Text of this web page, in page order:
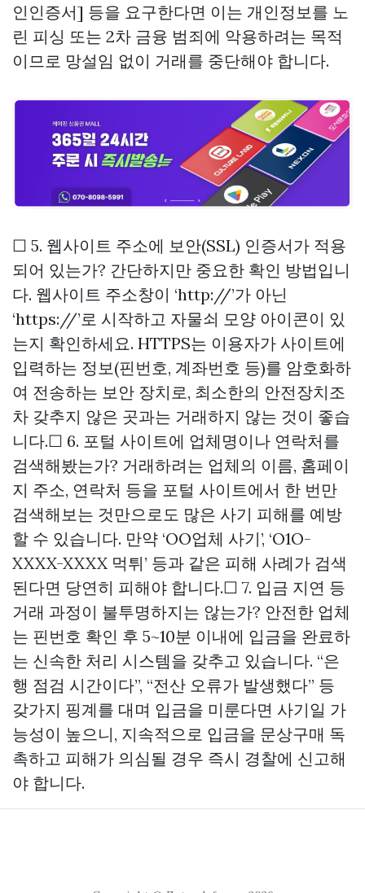
인인증서] 등을 요구한다면 이는 개인정보를 노
린 피싱 또는 2차 금융 범죄에 악용하려는 목적
이므로 망설임 없이 거래를 중단해야 합니다.
☐ 5. 웹사이트 주소에 보안(SSL) 인증서가 적용
되어 있는가? 간단하지만 중요한 확인 방법입니
다. 웹사이트 주소창이 ‘http://’가 아닌
‘https://’로 시작하고 자물쇠 모양 아이콘이 있
는지 확인하세요. HTTPS는 이용자가 사이트에
입력하는 정보(핀번호, 계좌번호 등)를 암호화하
여 전송하는 보안 장치로, 최소한의 안전장치조
차 갖추지 않은 곳과는 거래하지 않는 것이 좋습
니다.☐ 6. 포털 사이트에 업체명이나 연락처를
검색해봤는가? 거래하려는 업체의 이름, 홈페이
지 주소, 연락처 등을 포털 사이트에서 한 번만
검색해보는 것만으로도 많은 사기 피해를 예방
할 수 있습니다. 만약 ‘OO업체 사기’, ‘O1O-
XXXX-XXXX 먹튀’ 등과 같은 피해 사례가 검색
된다면 당연히 피해야 합니다.☐ 7. 입금 지연 등
거래 과정이 불투명하지는 않는가? 안전한 업체
는 핀번호 확인 후 5~10분 이내에 입금을 완료하
는 신속한 처리 시스템을 갖추고 있습니다. “은
행 점검 시간이다”, “전산 오류가 발생했다” 등
갖가지 핑계를 대며 입금을 미룬다면 사기일 가
능성이 높으니, 지속적으로 입금을 문상구매 독
촉하고 피해가 의심될 경우 즉시 경찰에 신고해
야 합니다.